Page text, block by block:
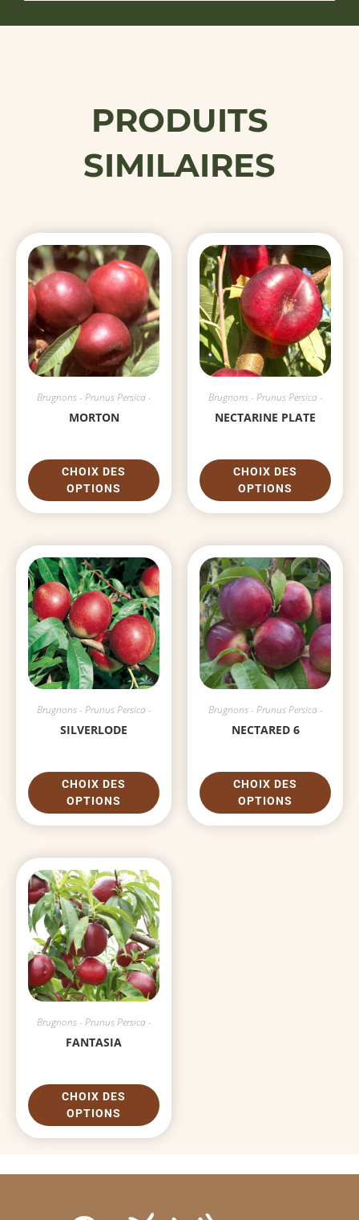
PRODUITS
SIMILAIRES
Brugnons - Prunus Persica -
MORTON
CHOIX DES
OPTIONS
Brugnons - Prunus Persica -
NECTARINE PLATE
CHOIX DES
OPTIONS
Brugnons - Prunus Persica -
SILVERLODE
CHOIX DES
OPTIONS
Brugnons - Prunus Persica -
NECTARED 6
CHOIX DES
OPTIONS
Brugnons - Prunus Persica -
FANTASIA
CHOIX DES
OPTIONS